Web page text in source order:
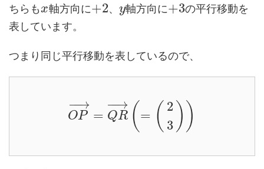
ちらもx軸方向に+2、 y軸方向に+3の平行移動を
表しています。
つまり同じ平行移動を表しているので、
OP
−→
−
= QR
−→
− ( = ( 2
3 ) )